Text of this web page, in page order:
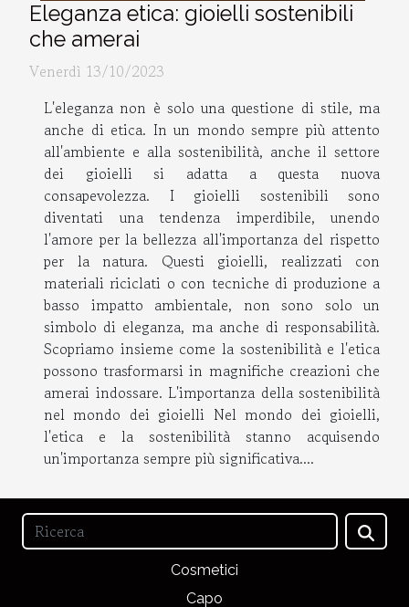
Eleganza etica: gioielli sostenibili
che amerai
Venerdì 13/10/2023
L'eleganza non è solo una questione di stile, ma
anche di etica. In un mondo sempre più attento
all'ambiente e alla sostenibilità, anche il settore
dei gioielli si adatta a questa nuova
consapevolezza. I gioielli sostenibili sono
diventati una tendenza imperdibile, unendo
l'amore per la bellezza all'importanza del rispetto
per la natura. Questi gioielli, realizzati con
materiali riciclati o con tecniche di produzione a
basso impatto ambientale, non sono solo un
simbolo di eleganza, ma anche di responsabilità.
Scopriamo insieme come la sostenibilità e l'etica
possono trasformarsi in magnifiche creazioni che
amerai indossare. L'importanza della sostenibilità
nel mondo dei gioielli Nel mondo dei gioielli,
l'etica e la sostenibilità stanno acquisendo
un'importanza sempre più significativa....
Cosmetici
Capo